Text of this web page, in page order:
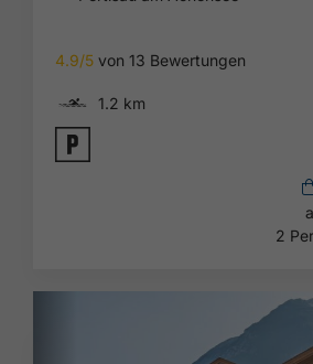
4.9/5 von 13 Bewertungen
🅐 1.2 km
🐈
2